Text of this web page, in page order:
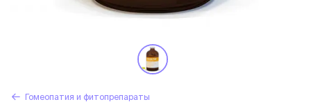
Гомеопатия и фитопрепараты